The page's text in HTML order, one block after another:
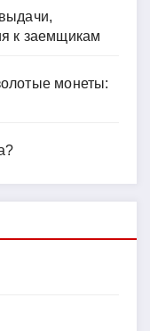
к заемщикам
монеты: